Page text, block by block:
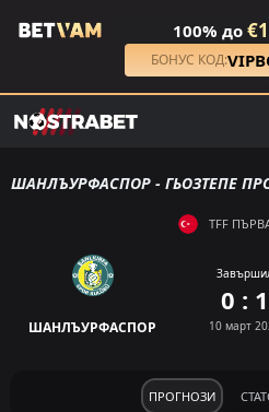
100% до
БОНУС КОД:
ШАНЛЪУРФАСПОР - ГЬОЗТЕПЕ
TFF
ШАНЛЪУРФАСПОР
0 : 1
10 март
ПРОГНОЗИ